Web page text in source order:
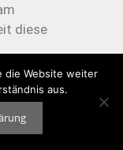
diese
ist. Soweit wir
von E-Mails
die Website weiter
aus.